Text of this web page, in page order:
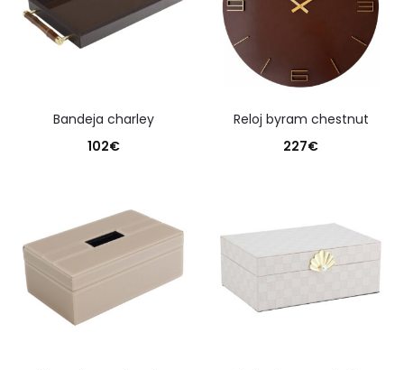
bandeja charley
102€
reloj byram chestnut
227€